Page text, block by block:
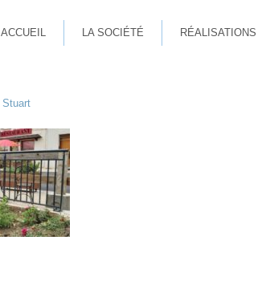
ACCUEIL LA SOCIÉTÉ RÉALISATIONS
Stuart